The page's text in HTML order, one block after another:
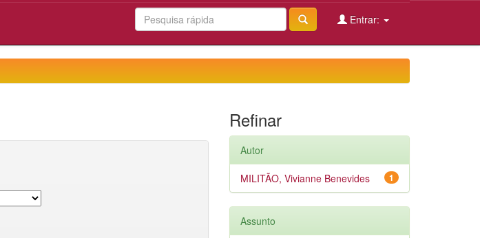
Entrar:
Refinar
Autor
1
MILITÃO, Vivianne Benevides
Assunto